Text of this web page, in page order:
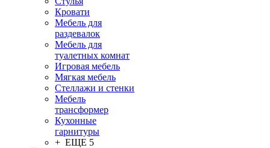
Кровати
Мебель для
раздевалок
Мебель для
туалетных комнат
Игровая мебель
Мягкая мебель
Стеллажи и стенки
Мебель
трансформер
Кухонные
гарнитуры
+ ЕЩЕ 5